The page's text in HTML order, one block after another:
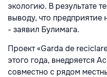
экологию. В результате
выводу, что предприятие
- заявил Булимага.
Проект «Garda de
этого года, внедряется
совместно с рядом